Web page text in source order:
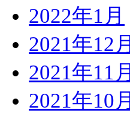
2022年1月
2021年12月
2021年11月
2021年10月